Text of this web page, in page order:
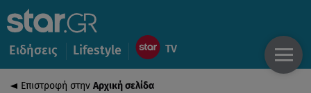
Ειδήσεις Lifestyle
Επιστροφή στην Αρχική σελίδα